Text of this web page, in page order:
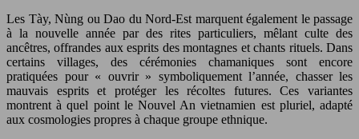
Les Tày, Nùng ou Dao du Nord-Est marquent également le passage
à la nouvelle année par des rites particuliers, mêlant culte des
ancêtres, offrandes aux esprits des montagnes et chants rituels. Dans
certains villages, des cérémonies chamaniques sont encore
pratiquées pour « ouvrir » symboliquement l’année, chasser les
mauvais esprits et protéger les récoltes futures. Ces variantes
montrent à quel point le Nouvel An vietnamien est pluriel, adapté
aux cosmologies propres à chaque groupe ethnique.